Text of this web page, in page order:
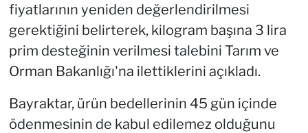
fiyatlarının yeniden değerlendirilmesi
gerektiğini belirterek, kilogram başına 3 lira
prim desteğinin verilmesi talebini Tarım ve
Orman Bakanlığı'na ilettiklerini açıkladı.
Bayraktar, ürün bedellerinin 45 gün içinde
ödenmesinin de kabul edilemez olduğunu